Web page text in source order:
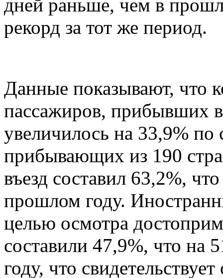
дней раньше, чем в
рекорд за тот же период.
Данные показывают, что
пассажиров, прибывших в
увеличилось на 33,9%
прибывающих из 190
въезд составил 63,2%,
прошлом году.
целью осмотра
составили 47,9%, что
году, что